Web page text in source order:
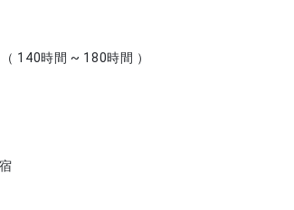
（ 140時間 ~ 180時間 ）